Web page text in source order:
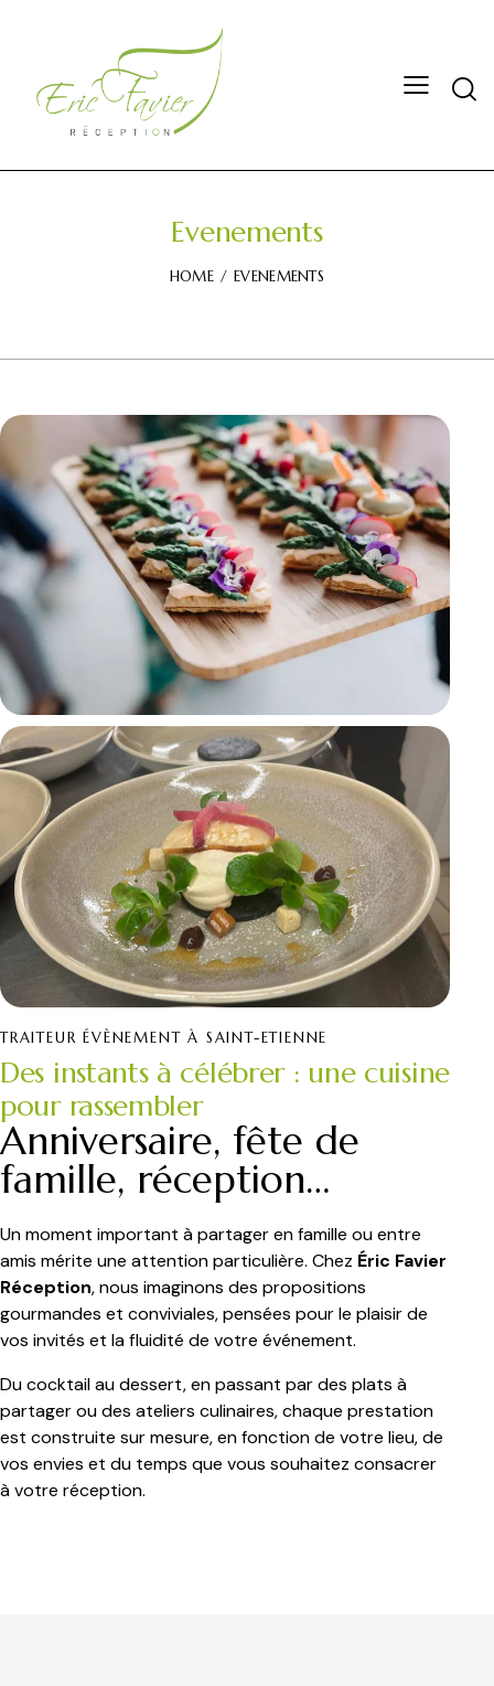
Evenements
HOME EVENEMENTS
TRAITEUR ÉVÈNEMENT À SAINT-ETIENNE
Des instants à célébrer : une cuisine
pour rassembler
Anniversaire, fête de
famille, réception…
Un moment important à partager en famille ou entre
amis mérite une attention particulière. Chez Éric Favier
Réception, nous imaginons des propositions
gourmandes et conviviales, pensées pour le plaisir de
vos invités et la fluidité de votre événement.
Du cocktail au dessert, en passant par des plats à
partager ou des ateliers culinaires, chaque prestation
est construite sur mesure, en fonction de votre lieu, de
vos envies et du temps que vous souhaitez consacrer
à votre réception.